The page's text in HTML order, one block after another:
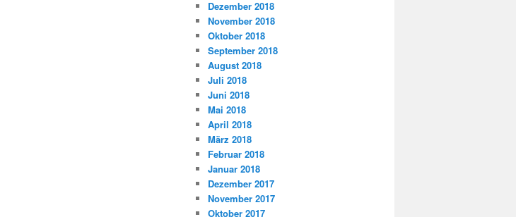
Dezember 2018
November 2018
Oktober 2018
September 2018
August 2018
Juli 2018
Juni 2018
Mai 2018
April 2018
März 2018
Februar 2018
Januar 2018
Dezember 2017
November 2017
Oktober 2017